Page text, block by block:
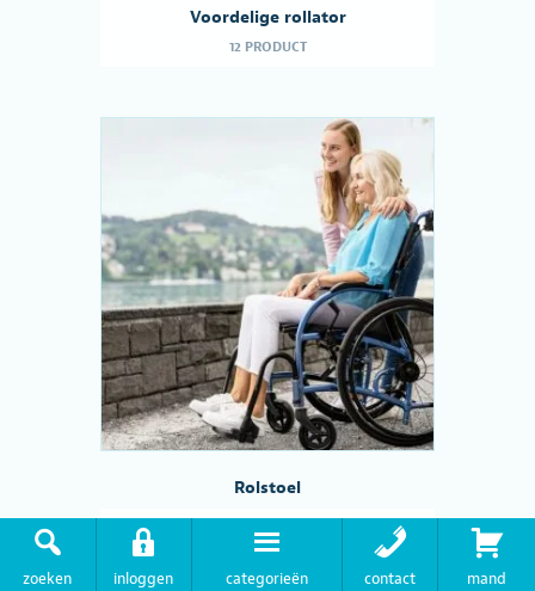
zoeken inloggen categorieën contact mand
Voordelige rollator
12 PRODUCT
Rolstoel
Rolstoel